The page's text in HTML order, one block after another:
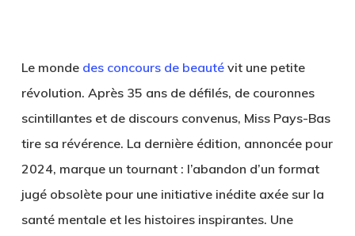
Le monde des concours de beautévit une petite
révolution. Après 35 ans de défilés, de couronnes
scintillantes et de discours convenus, Miss Pays-Bas
tire sa révérence. La dernière édition, annoncée pour
2024, marque un tournant : l’abandon d’un format
jugé obsolète pour une initiative inédite axée sur la
santé mentale et les histoires inspirantes. Une